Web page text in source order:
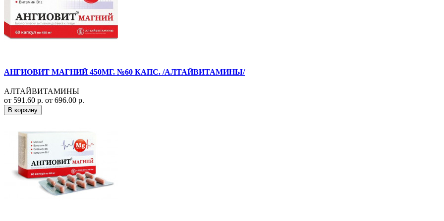
АНГИОВИТ МАГНИЙ 450МГ. №60 КАПС. /АЛТАЙВИТАМИНЫ/
АЛТАЙВИТАМИНЫ
от 591.60 р. от 696.00 р.
В корзину